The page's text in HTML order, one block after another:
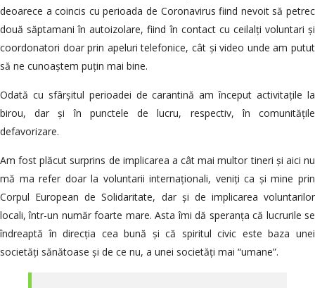
deoarece a coincis cu perioada de Coronavirus fiind nevoit să petrec
două săptamani în autoizolare, fiind în contact cu ceilalți voluntari și
coordonatori doar prin apeluri telefonice, cât și video unde am putut
să ne cunoaștem puțin mai bine.
Odată cu sfârșitul perioadei de carantină am început activitațile la
birou, dar și în punctele de lucru, respectiv, în comunitățile
defavorizare.
Am fost plăcut surprins de implicarea a cât mai multor tineri și aici nu
mă ma refer doar la voluntarii internaționali, veniți ca și mine prin
Corpul European de Solidaritate, dar și de implicarea voluntarilor
locali, într-un număr foarte mare. Asta îmi dă speranța că lucrurile se
îndreaptă în direcția cea bună și că spiritul civic este baza unei
societăți sănătoase și de ce nu, a unei societăți mai “umane”.